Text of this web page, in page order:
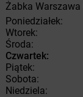
Żabka Warszawa
Poniedziałek:
Wtorek:
Środa:
Czwartek:
Piątek:
Sobota:
Niedziela: